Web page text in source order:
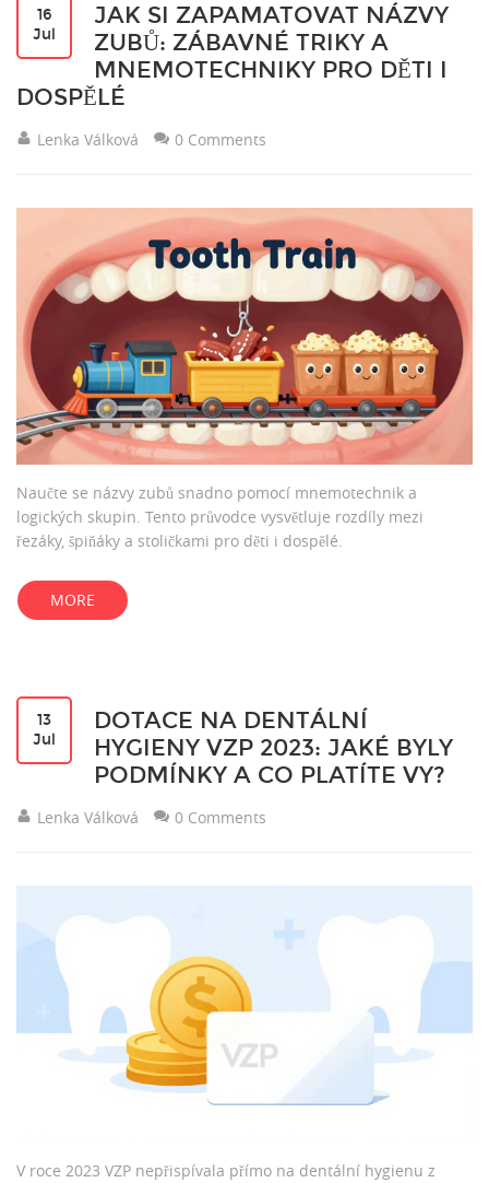
16
Jul
JAK SI ZAPAMATOVAT NÁZVY
ZUBŮ: ZÁBAVNÉ TRIKY A
MNEMOTECHNIKY PRO DĚTI I
DOSPĚLÉ
Lenka Válková 0 Comments
Naučte se názvy zubů snadno pomocí mnemotechnik a
logických skupin. Tento průvodce vysvětluje rozdíly mezi
řezáky, špiňáky a stoličkami pro děti i dospělé.
MORE
13
Jul
DOTACE NA DENTÁLNÍ
HYGIENY VZP 2023: JAKÉ BYLY
PODMÍNKY A CO PLATÍTE VY?
Lenka Válková 0 Comments
V roce 2023 VZP nepřispívala přímo na dentální hygienu z